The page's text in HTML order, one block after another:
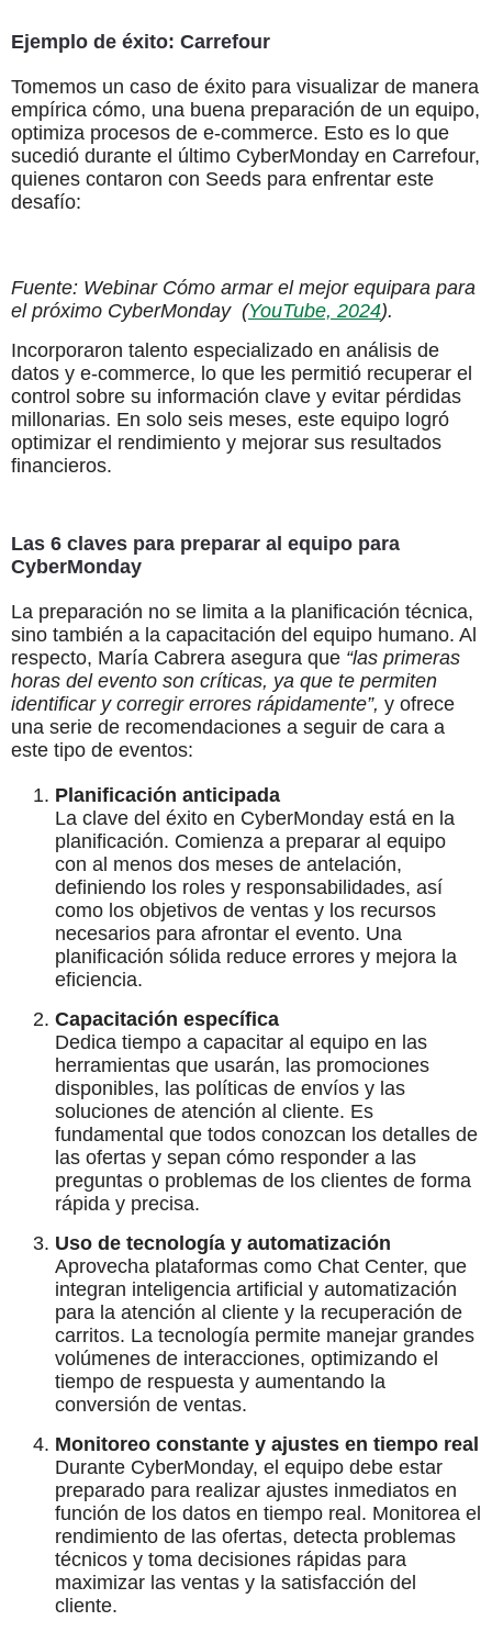
Ejemplo de éxito: Carrefour
Tomemos un caso de éxito para visualizar de manera
empírica cómo, una buena preparación de un equipo,
optimiza procesos de e-commerce. Esto es lo que
sucedió durante el último CyberMonday en Carrefour,
quienes contaron con Seeds para enfrentar este
desafío:
Fuente: Webinar Cómo armar el mejor equipara para
el próximo CyberMonday (YouTube, 2024).
Incorporaron talento especializado en análisis de
datos y e-commerce, lo que les permitió recuperar el
control sobre su información clave y evitar pérdidas
millonarias. En solo seis meses, este equipo logró
optimizar el rendimiento y mejorar sus resultados
financieros.
Las 6 claves para preparar al equipo para
CyberMonday
La preparación no se limita a la planificación técnica,
sino también a la capacitación del equipo humano. Al
respecto, María Cabrera asegura que “las primeras
horas del evento son críticas, ya que te permiten
identificar y corregir errores rápidamente”, y ofrece
una serie de recomendaciones a seguir de cara a
este tipo de eventos:
Planificación anticipada
La clave del éxito en CyberMonday está en la
planificación. Comienza a preparar al equipo
con al menos dos meses de antelación,
definiendo los roles y responsabilidades, así
como los objetivos de ventas y los recursos
necesarios para afrontar el evento. Una
planificación sólida reduce errores y mejora la
eficiencia.
Capacitación específica
Dedica tiempo a capacitar al equipo en las
herramientas que usarán, las promociones
disponibles, las políticas de envíos y las
soluciones de atención al cliente. Es
fundamental que todos conozcan los detalles de
las ofertas y sepan cómo responder a las
preguntas o problemas de los clientes de forma
rápida y precisa.
Uso de tecnología y automatización
Aprovecha plataformas como Chat Center, que
integran inteligencia artificial y automatización
para la atención al cliente y la recuperación de
carritos. La tecnología permite manejar grandes
volúmenes de interacciones, optimizando el
tiempo de respuesta y aumentando la
conversión de ventas.
Monitoreo constante y ajustes en tiempo real
Durante CyberMonday, el equipo debe estar
preparado para realizar ajustes inmediatos en
función de los datos en tiempo real. Monitorea el
rendimiento de las ofertas, detecta problemas
técnicos y toma decisiones rápidas para
maximizar las ventas y la satisfacción del
cliente.